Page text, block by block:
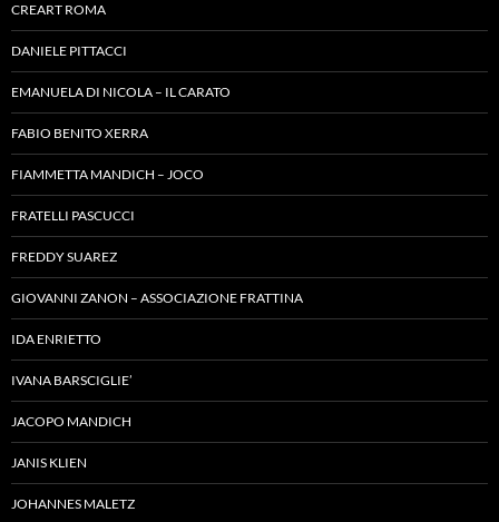
CREART ROMA
DANIELE PITTACCI
EMANUELA DI NICOLA – IL CARATO
FABIO BENITO XERRA
FIAMMETTA MANDICH – JOCO
FRATELLI PASCUCCI
FREDDY SUAREZ
GIOVANNI ZANON – ASSOCIAZIONE FRATTINA
IDA ENRIETTO
IVANA BARSCIGLIE’
JACOPO MANDICH
JANIS KLIEN
JOHANNES MALETZ